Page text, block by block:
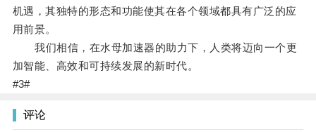
机遇，其独特的形态和功能使其在各个领域都具有广泛的应
用前景。
我们相信，在水母加速器的助力下，人类将迈向一个更
加智能、高效和可持续发展的新时代。
#3#
评论